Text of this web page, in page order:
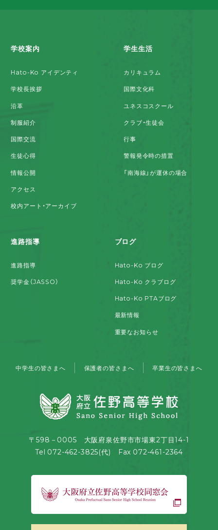
学校案内
Hato-Ko アイデンティ
学校長挨拶
沿革
制服紹介
国際交流
生徒心得
情報公開
アクセス
校内アート・アーカイブ
学生生活
カリキュラム
国際文化科
ユネスコスクール
クラブ・生徒会
行事
警報発令時の措置
「南海線」が運休の場合
進路指導
進路指導
奨学金（JASSO）
ブログ
Hato-Ko ブログ
Hato-Ko クラブログ
Hato-Ko PTAブログ
最新情報
重要なお知らせ
中学生の皆さまへ 保護者の皆さまへ 卒業生の皆さまへ
〒598－0005 大阪府泉佐野市市場東2丁目14-1
Tel 072-462-3825(代) Fax 072-461-2364